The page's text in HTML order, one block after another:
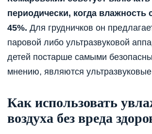
периодически, когда влажность
45%. Для грудничков он
паровой либо ультразвуковой
детей постарше самыми
мнению, являются
Как использовать
воздуха без вреда